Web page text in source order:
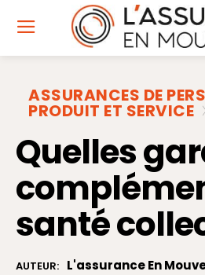
ASSURANCES DE
PRODUIT ET SERVICE
Quelles
santé
AUTEUR: L'assurance En